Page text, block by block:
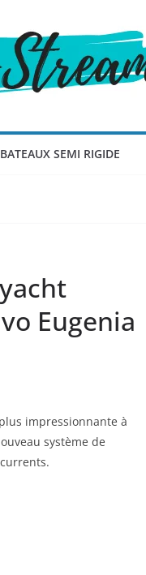
BATEAUX SEMI RIGIDE
Eugenia
impressionnante à
système de